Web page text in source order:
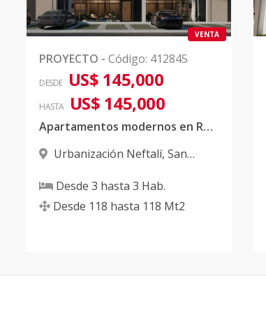
VENTA
PROYECTO - Código: 412845
DESDE US$ 145,000
HASTA US$ 145,000
Apartamentos modernos en Residencial Rubi III
Urbanización Neftalí, San
Desde 3 hasta 3 Hab.
Desde 118 hasta 118 Mt2